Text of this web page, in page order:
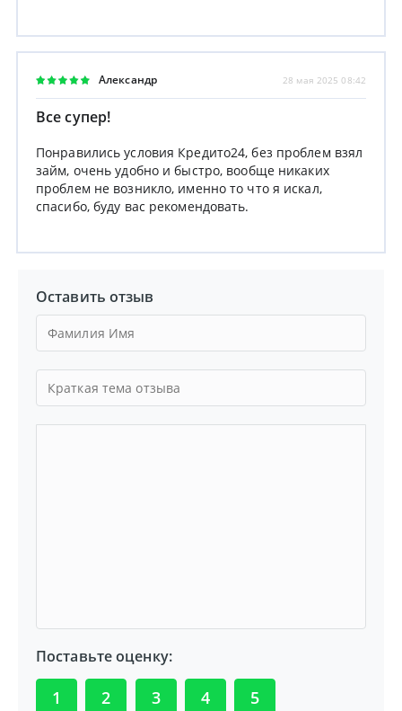
Александр 28 мая 2025 08:42
Все супер!
Понравились условия Кредито24, без проблем взял
займ, очень удобно и быстро, вообще никаких
проблем не возникло, именно то что я искал,
спасибо, буду вас рекомендовать.
Оставить отзыв
Поставьте оценку:
1 2 3 4 5